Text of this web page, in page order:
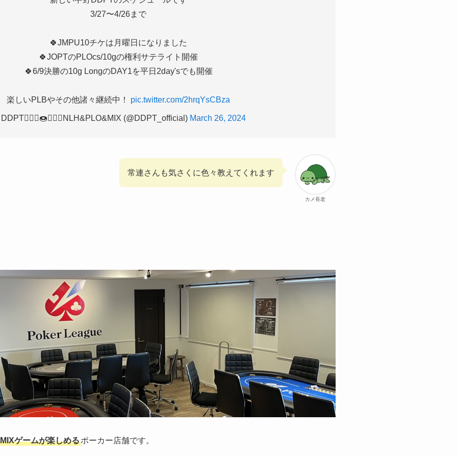
3/27〜4/26まで
🍀JMPU10チケは月曜日になりました
🍀JOPTのPLOcs/10gの権利サテライト開催
🍀6/9決勝の10g LongのDAY1を平日2day'sでも開催
楽しいPLBやその他諸々継続中！ pic.twitter.com/2hrqYsCBza
(@DDPT_official) March 26, 2024
カメ長老
常連さんも気さくに色々教えてくれます
ゲームが楽しめるポーカー店舗です。